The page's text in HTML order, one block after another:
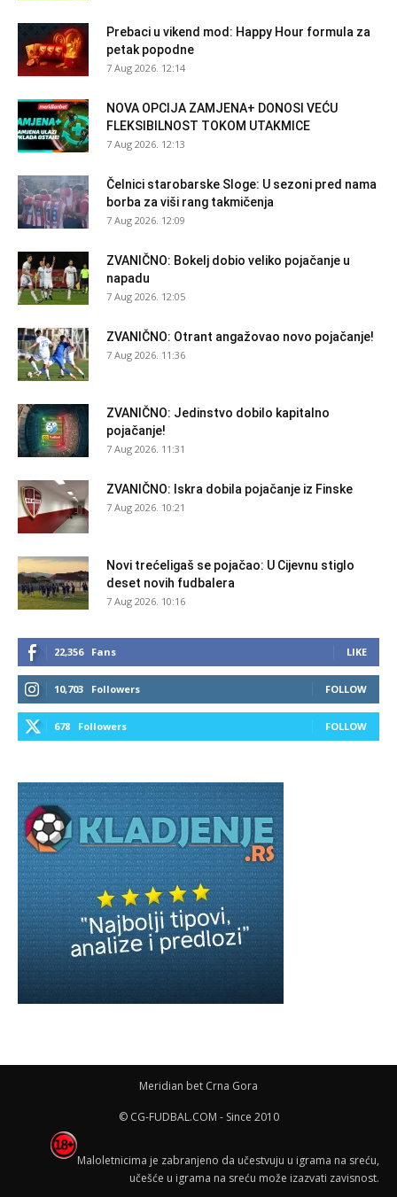
Prebaci u vikend mod: Happy Hour formula za
petak popodne
7 Aug 2026. 12:14
NOVA OPCIJA ZAMJENA+ DONOSI VEĆU
FLEKSIBILNOST TOKOM UTAKMICE
7 Aug 2026. 12:13
Čelnici starobarske Sloge: U sezoni pred nama
borba za viši rang takmičenja
7 Aug 2026. 12:09
ZVANIČNO: Bokelj dobio veliko pojačanje u
napadu
7 Aug 2026. 12:05
ZVANIČNO: Otrant angažovao novo pojačanje!
7 Aug 2026. 11:36
ZVANIČNO: Jedinstvo dobilo kapitalno
pojačanje!
7 Aug 2026. 11:31
ZVANIČNO: Iskra dobila pojačanje iz Finske
7 Aug 2026. 10:21
Novi trećeligaš se pojačao: U Cijevnu stiglo
deset novih fudbalera
7 Aug 2026. 10:16
22,356 Fans LIKE
10,703 Followers FOLLOW
678 Followers FOLLOW
Meridian bet Crna Gora
© CG-FUDBAL.COM - Since 2010
Maloletnicima je zabranjeno da učestvuju u igrama na sreću,
učešće u igrama na sreću može izazvati zavisnost.